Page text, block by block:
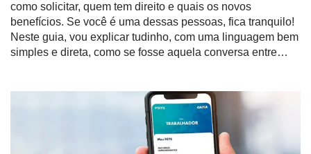
como solicitar, quem tem direito e quais os novos
benefícios. Se você é uma dessas pessoas, fica tranquilo!
Neste guia, vou explicar tudinho, com uma linguagem bem
simples e direta, como se fosse aquela conversa entre